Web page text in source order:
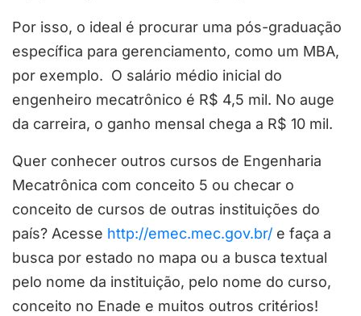
Por isso, o ideal é procurar uma pós-graduação
específica para gerenciamento, como um MBA,
por exemplo. O salário médio inicial do
engenheiro mecatrônico é R$ 4,5 mil. No auge
da carreira, o ganho mensal chega a R$ 10 mil.
Quer conhecer outros cursos de Engenharia
Mecatrônica com conceito 5 ou checar o
conceito de cursos de outras instituições do
país? Acesse http://emec.mec.gov.br/ e faça a
busca por estado no mapa ou a busca textual
pelo nome da instituição, pelo nome do curso,
conceito no Enade e muitos outros critérios!